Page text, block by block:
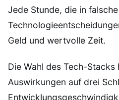
Jede Stunde, die in falsche
Geld und wertvolle Zeit.
Die Wahl des Tech-
Auswirkungen auf drei